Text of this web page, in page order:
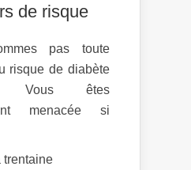
de risque
pas toute
risque de diabète
Vous êtes
menacée si
trentaine